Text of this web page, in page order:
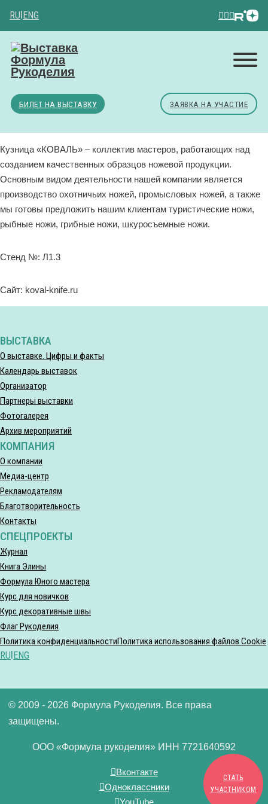
RU ENG
БИЛЕТ НА ВЫСТАВКУ ЗАЯВКА НА УЧАСТИЕ
Кузница «КОВАЛЬ» – коллектив мастеров, работающих над
созданием качественных образцов ножевой продукции.
Основным видом деятельности нашей компании является
производство охотничьих ножей, промысловых ножей, а также
мы готовы предложить нашим клиентам туристические ножи,
рыбные ножи, грибные ножи, шкуросъемные ножи.
Стенд №: Л1.3
Сайт: koval-knife.ru
ВЫСТАВКА
О выставке. Цифры и факты
Календарь выставок
Организатор
Партнеры выставки
Фотогалерея
Архив мероприятий
КОМПАНИЯ
О компании
Медиа-центр
Рекламодателям
Благотворительность
Контакты
СПЕЦПРОЕКТЫ
Журнал
Книга Элины
Формула Юного мастера
Курс для новичков
Курс декоративные швы
Флаг Рукоделия
СТАТЬ
УЧАСТНИКОМ
Политика конфиденциальностиПолитика использования файлов Cookie
RU ENG
© 2009 - 2026 Формула Рукоделия. Все права
защищены.
ООО «Формула рукоделия» ИНН 7721640592
Вконтакте
Одноклассники
YouTube